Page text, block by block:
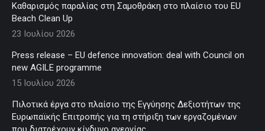
Καθαρισμός παραλίας στη Σαμοθράκη στο πλαίσιο του EU
Beach Clean Up
23 Ιουλίου 2026
Press release – EU defence innovation: deal with Council on
new AGILE programme
15 Ιουλίου 2026
Πιλοτικά έργα στο πλαίσιο της Εγγύησης Δεξιοτήτων της
Ευρωπαϊκής Επιτροπής για τη στήριξη των εργαζομένων